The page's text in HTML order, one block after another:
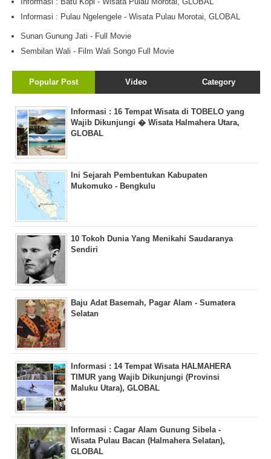
Informasi : Pulau Ngelengele - Wisata Pulau Morotai, GLOBAL
Sunan Gunung Jati - Full Movie
Sembilan Wali - Film Wali Songo Full Movie
Popular Post Video Category
Informasi : 16 Tempat Wisata di TOBELO yang
Wajib Dikunjungi � Wisata Halmahera Utara,
GLOBAL
Ini Sejarah Pembentukan Kabupaten
Mukomuko - Bengkulu
10 Tokoh Dunia Yang Menikahi Saudaranya
Sendiri
Baju Adat Basemah, Pagar Alam - Sumatera
Selatan
Informasi : 14 Tempat Wisata HALMAHERA
TIMUR yang Wajib Dikunjungi (Provinsi
Maluku Utara), GLOBAL
Informasi : Cagar Alam Gunung Sibela -
Wisata Pulau Bacan (Halmahera Selatan),
GLOBAL